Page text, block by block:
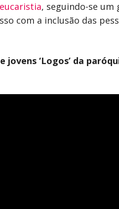
eucaristia, seguindo-se
com a inclusão das
‘Logos’ da